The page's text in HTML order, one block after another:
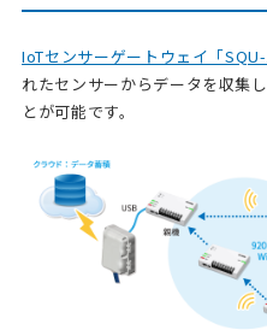
IoTセンサーゲートウェイ「SQU-
れたセンサーからデータを収集
とが可能です。